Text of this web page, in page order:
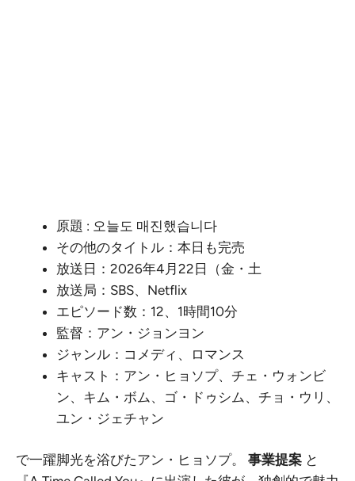
原題 : 오늘도 매진했습니다
その他のタイトル：本日も完売
放送日：2026年4月22日（金・土
放送局：SBS、Netflix
エピソード数：12、1時間10分
監督：アン・ジョンヨン
ジャンル：コメディ、ロマンス
キャスト：アン・ヒョソプ、チェ・ウォンビ
ン、キム・ボム、ゴ・ドゥシム、チョ・ウリ、
ユン・ジェチャン
で一躍脚光を浴びたアン・ヒョソプ。 事業提案 と